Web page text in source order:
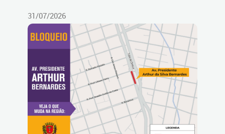
31/07/2026